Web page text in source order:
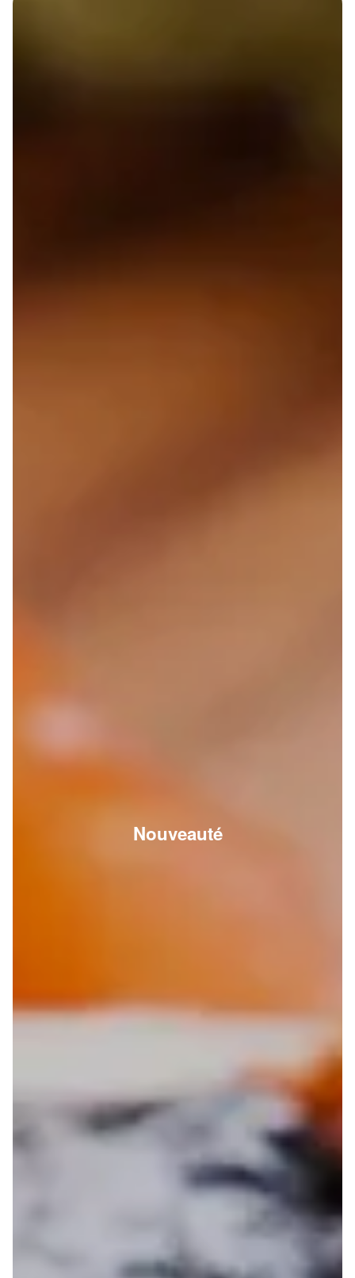
Nouveauté